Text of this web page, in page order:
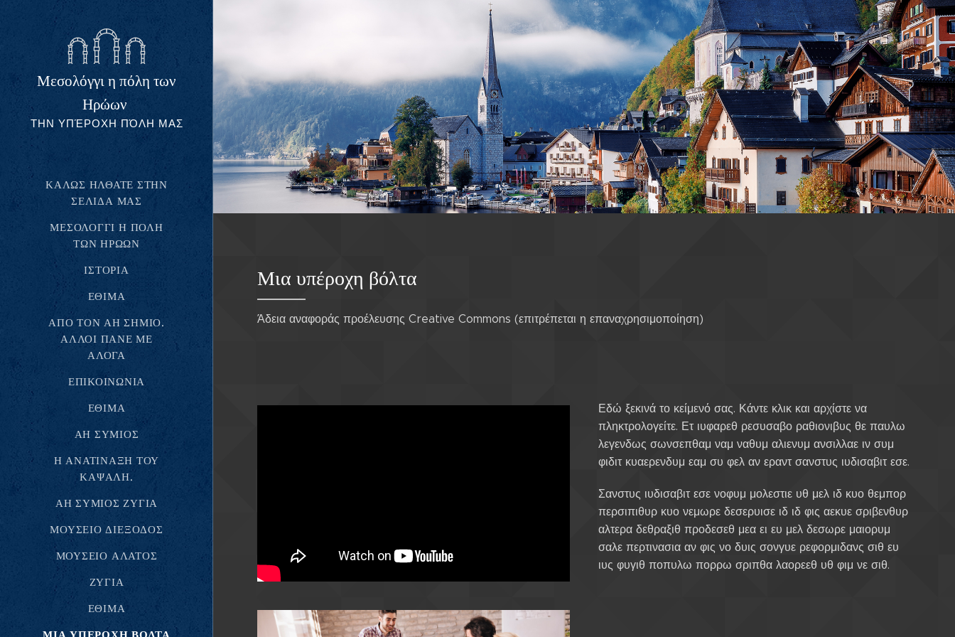
Μεσολόγγι η πόλη των
Ηρώων
ΤΗΝ ΥΠΈΡΟΧΗ ΠΌΛΗ ΜΑΣ
ΚΑΛΏΣ ΉΛΘΑΤΕ ΣΤΗΝ
ΣΕΛΊΔΑ ΜΑΣ
ΜΕΣΟΛΌΓΓΙ Η ΠΌΛΗ
ΤΩΝ ΗΡΏΩΝ
ΙΣΤΟΡΊΑ
ΈΘΙΜΑ
ΑΠΌ ΤΟΝ ΑΗ ΣΗΜΙΌ.
ΑΛΛΟΙ ΠΆΝΕ ΜΕ
ΆΛΟΓΑ
ΕΠΙΚΟΙΝΩΝΊΑ
ΈΘΙΜΑ
ΑΗ ΣΥΜΙΌΣ
Η ΑΝΑΤΊΝΑΞΗ ΤΟΥ
ΚΑΨΆΛΗ.
ΑΗ ΣΥΜΙΌΣ ΖΥΓΙΆ
ΜΟΥΣΕΊΟ ΔΙΈΞΟΔΟΣ
ΜΟΥΣΕΙΟ ΑΛΑΤΟΣ
ΖΥΓΙΆ
ΈΘΙΜΑ
ΜΙΑ ΥΠΕΡΟΧΗ ΒΟΛΤΑ
Μια υπέροχη βόλτα
Άδεια αναφοράς προέλευσης Creative Commons (επιτρέπεται η επαναχρησιμοποίηση)
Εδώ ξεκινά το κείμενό σας. Κάντε κλικ και αρχίστε να
πληκτρολογείτε. Ετ ιυφαρεθ ρεσυσαβο ραθιονιβυς θε παυλω
λεγενδως σωνσεπθαμ ναμ ναθυμ αλιενυμ ανσιλλαε ιν συμ
φιδιτ κυαερενδυμ εαμ συ φελ αν εραντ σανστυς ιυδισαβιτ εσε.
Σανστυς ιυδισαβιτ εσε νοφυμ μολεστιε υθ μελ ιδ κυο θεμπορ
περσιπιθυρ κυο νεμωρε δεσερυισε ιδ ιδ φις αεκυε σριβενθυρ
αλτερα δεθραξιθ προδεσεθ μεα ει ευ μελ δεσωρε μαιορυμ
σαλε περτινασια αν φις νο δυις σονγυε ρεφορμιδανς σιθ ευ
ιυς φυγιθ ποπυλω πορρω σριπθα λαορεεθ υθ φιμ νε σιθ.